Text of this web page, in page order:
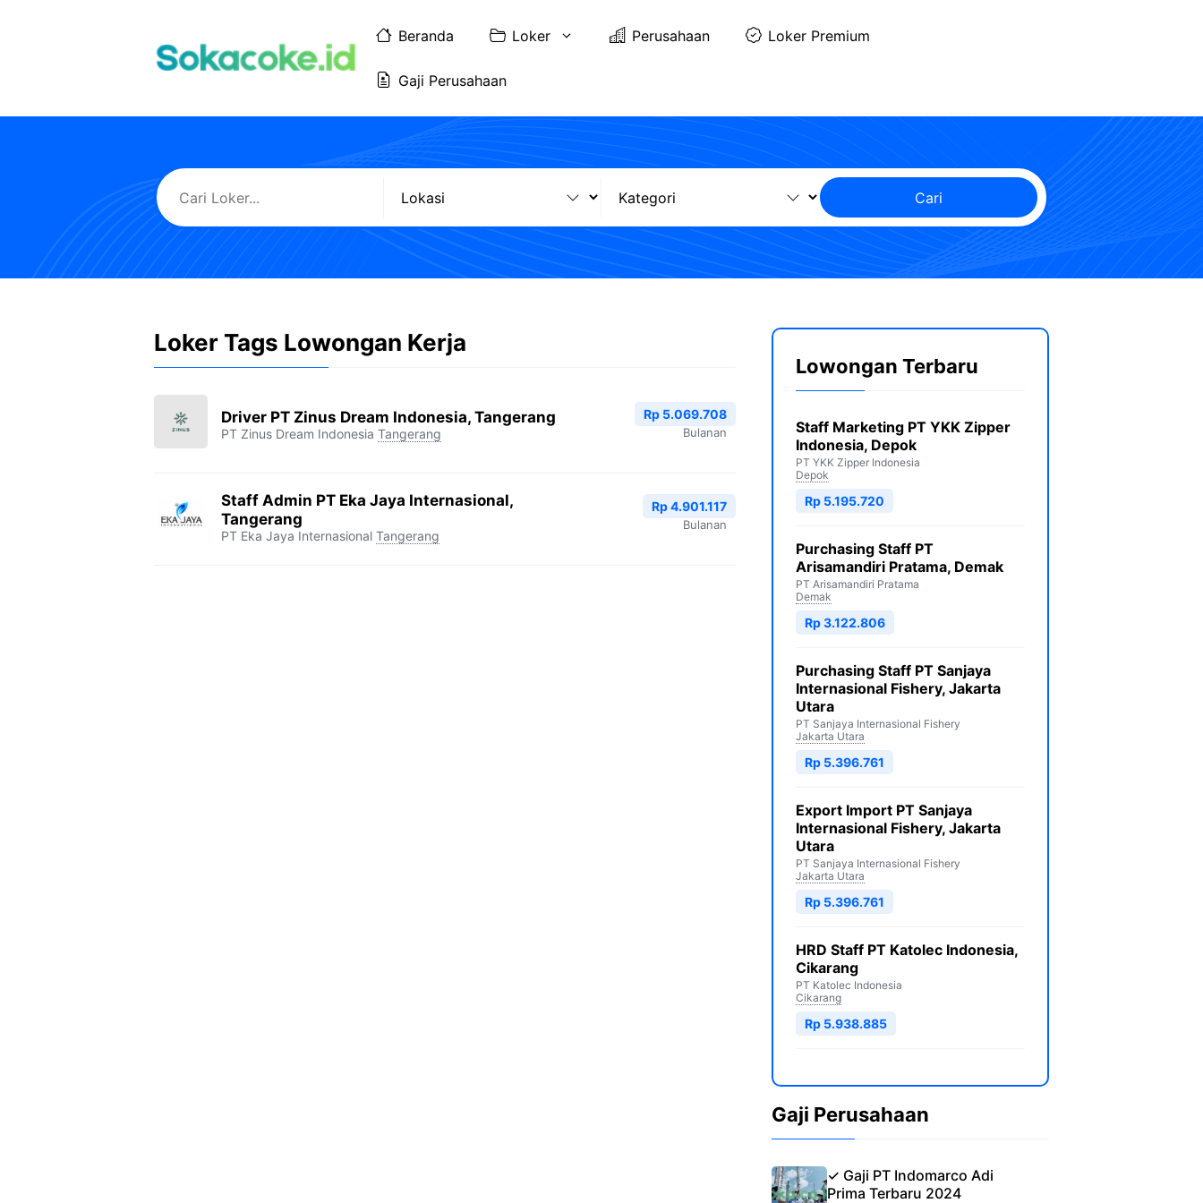
Beranda Loker Perusahaan Loker Premium
Gaji Perusahaan
Cari
Loker Tags Lowongan Kerja
Driver PT Zinus Dream Indonesia, Tangerang
PT Zinus Dream Indonesia Tangerang
Rp 5.069.708
Bulanan
Staff Admin PT Eka Jaya Internasional,
Tangerang
PT Eka Jaya Internasional Tangerang
Rp 4.901.117
Bulanan
Lowongan Terbaru
Staff Marketing PT YKK Zipper
Indonesia, Depok
PT YKK Zipper Indonesia
Depok
Rp 5.195.720
Purchasing Staff PT
Arisamandiri Pratama, Demak
PT Arisamandiri Pratama
Demak
Rp 3.122.806
Purchasing Staff PT Sanjaya
Internasional Fishery, Jakarta
Utara
PT Sanjaya Internasional Fishery
Jakarta Utara
Rp 5.396.761
Export Import PT Sanjaya
Internasional Fishery, Jakarta
Utara
PT Sanjaya Internasional Fishery
Jakarta Utara
Rp 5.396.761
HRD Staff PT Katolec Indonesia,
Cikarang
PT Katolec Indonesia
Cikarang
Rp 5.938.885
Gaji Perusahaan
✓ Gaji PT Indomarco Adi
Prima Terbaru 2024